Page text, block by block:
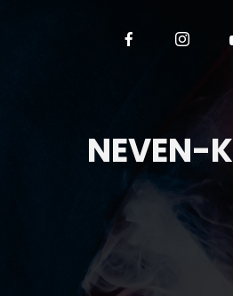
NEVEN-K